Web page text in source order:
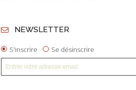
NEWSLETTER
S'inscrire Se désinscrire